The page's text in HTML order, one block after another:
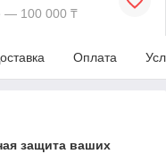
— 100 000 ₸
Оплата
защита ваших